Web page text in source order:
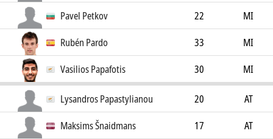
Pavel Petkov
22
MI
Rubén Pardo
33
MI
Vasilios Papafotis
30 MI
Lysandros Papastylianou 20
AT
Maksims Šnaidmans
17
AT